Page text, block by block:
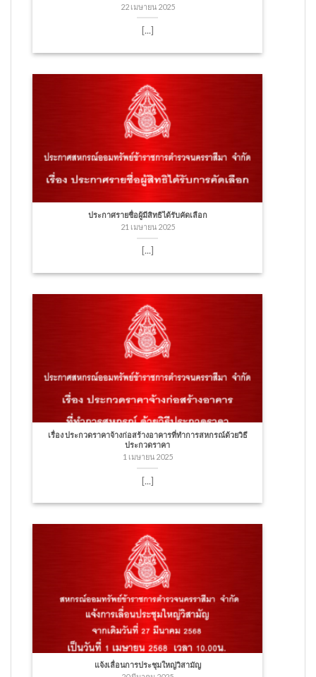
22 เมษายน 2025
[...]
ประกาศรายชื่อผู้มีสิทธิได้รับคัดเลือก
21 เมษายน 2025
[...]
เรื่อง ประกวดราคาจ้างก่อสร้างอาคารที่ทำการสหกรณ์ด้วยวิธี
ประกวดราคา
1 เมษายน 2025
[...]
แจ้งเลื่อนการประชุมใหญ่วิสามัญ